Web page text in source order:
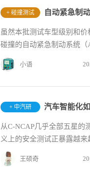
+ 碰撞测试
虽然本批测试车型级别和
碰撞的自动紧急制动系统
小语
+ 中汽研
从C-NCAP几乎全部五星的
义上的安全测试正暴露越
王硕奇